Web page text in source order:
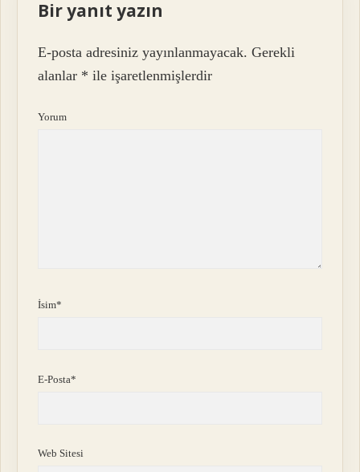
Bir yanıt yazın
E-posta adresiniz yayınlanmayacak. Gerekli
alanlar * ile işaretlenmişlerdir
Yorum
İsim*
E-Posta*
Web Sitesi